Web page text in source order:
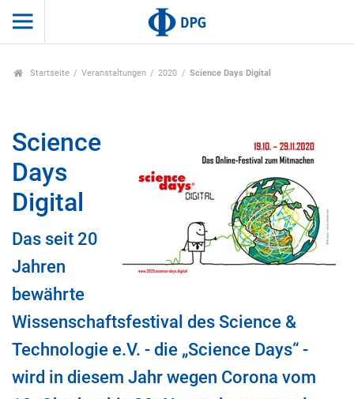
Startseite Veranstaltungen 2020 Science Days Digital
Science
Days
Digital
Das seit 20
Jahren
bewährte
Wissenschaftsfestival des Science &
Technologie e.V. - die „Science Days“ -
wird in diesem Jahr wegen Corona vom